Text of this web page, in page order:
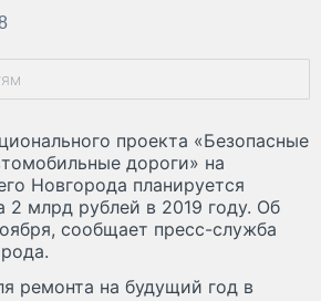
проекта «Безопасные
дороги» на
Новгорода планируется
2 млрд рублей в 2019 году. Об
сообщает пресс-служба
ремонта на будущий год в